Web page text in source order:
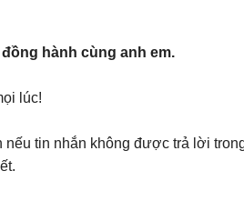
hành cùng anh em.
lúc!
tin nhắn không được trả lời